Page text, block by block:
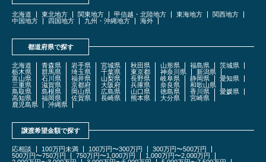
北海道 東北地方 関東地方 甲信越・北陸地方 東海地方
関西地方
中国地方
四国地方 九州・沖縄地方 海外
都道府県で探す
北海道 青森県 岩手県 宮城県 秋田県 山形県 福島県
茨城県
栃木県
群馬県 埼玉県 千葉県 東京都 神奈川県
新潟県
富山県
石川県 福井県 山梨県 長野県 岐阜県 静岡県
愛知県
三重県
滋賀県 京都府 大阪府 兵庫県 奈良県
和歌山県
鳥取県
島根県 岡山県 広島県 山口県 徳島県 香川県
愛媛県
高知県
福岡県 佐賀県 長崎県 熊本県 大分県
宮崎県
鹿児島県
沖縄県
譲渡希望金額で探す
応相談 100万円未満 100万円〜300万円
300万円〜500万円
500万円〜750万円
750万円〜1,000万円
1,000万円〜2,000万円